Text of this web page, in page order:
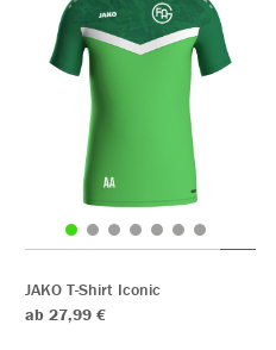
JAKO T-Shirt Iconic
ab 27,99 €